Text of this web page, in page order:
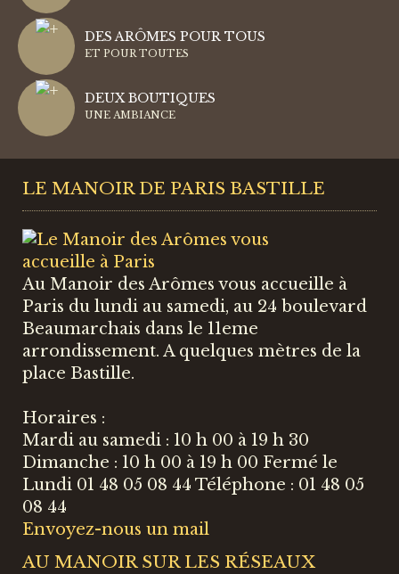
DES ARÔMES POUR TOUS
ET POUR TOUTES
DEUX BOUTIQUES
UNE AMBIANCE
LE MANOIR DE PARIS BASTILLE
Au Manoir des Arômes vous accueille à
Paris du lundi au samedi, au 24 boulevard
Beaumarchais dans le 11eme
arrondissement. A quelques mètres de la
place Bastille.
Horaires :
Mardi au samedi : 10 h 00 à 19 h 30
Dimanche : 10 h 00 à 19 h 00 Fermé le
Lundi 01 48 05 08 44 Téléphone : 01 48 05
08 44
Envoyez-nous un mail
AU MANOIR SUR LES RÉSEAUX